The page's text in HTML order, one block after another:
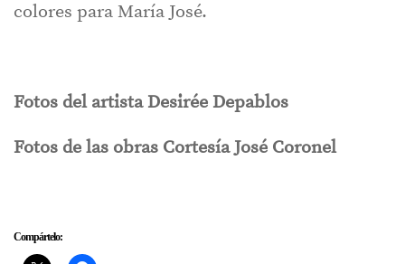
colores para María José.
Fotos del artista Desirée Depablos
Fotos de las obras Cortesía José Coronel
Compártelo: